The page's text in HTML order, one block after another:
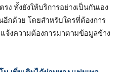
ทั้งยังให้บริการอย่างเป็นกันเอง
กด้วย โดยสำหรับใครที่ต้องการ
จ้งความต้องการมาตามข้อมูลข้าง